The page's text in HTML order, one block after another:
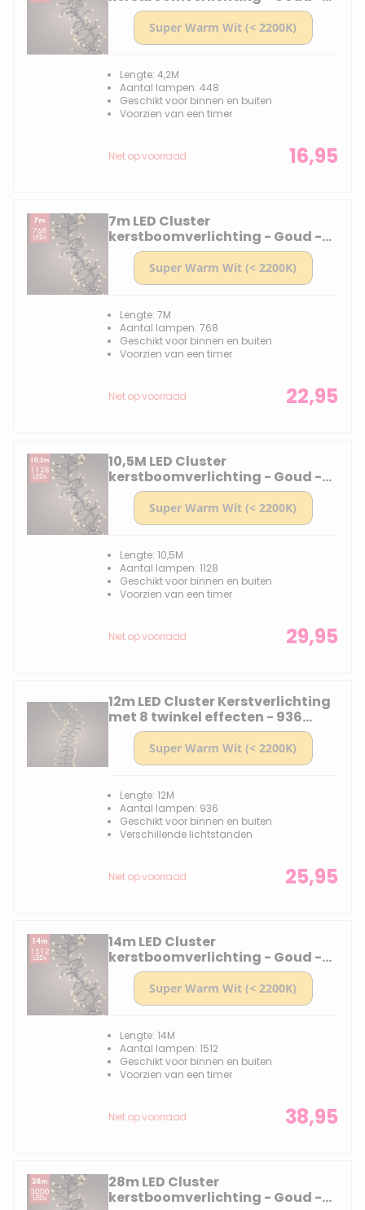
448 lampjes - Dimbaar
Lengte: 4,2M
Aantal lampen: 448
Geschikt voor binnen en buiten
Voorzien van een timer
Niet op voorraad 16,95
7m LED Cluster
kerstboomverlichting - Goud -
768 lampjes - Dimbaar
Lengte: 7M
Aantal lampen: 768
Geschikt voor binnen en buiten
Voorzien van een timer
Niet op voorraad 22,95
10,5M LED Cluster
kerstboomverlichting - Goud -
1128 lampjes - Dimbaar
Lengte: 10,5M
Aantal lampen: 1128
Geschikt voor binnen en buiten
Voorzien van een timer
Niet op voorraad 29,95
12m LED Cluster Kerstverlichting
met 8 twinkel effecten - 936
lampjes - Goud
Lengte: 12M
Aantal lampen: 936
Geschikt voor binnen en buiten
Verschillende lichtstanden
Niet op voorraad 25,95
14m LED Cluster
kerstboomverlichting - Goud -
1512 lampjes - Dimbaar
Lengte: 14M
Aantal lampen: 1512
Geschikt voor binnen en buiten
Voorzien van een timer
Niet op voorraad 38,95
28m LED Cluster
kerstboomverlichting - Goud -